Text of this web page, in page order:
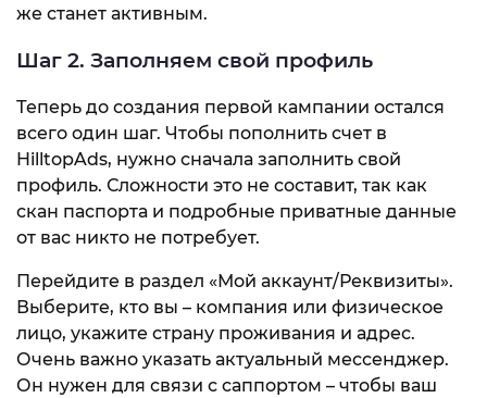
же станет активным.
Шаг 2. Заполняем свой профиль
Теперь до создания первой кампании остался
всего один шаг. Чтобы пополнить счет в
HilltopAds, нужно сначала заполнить свой
профиль. Сложности это не составит, так как
скан паспорта и подробные приватные данные
от вас никто не потребует.
Перейдите в раздел «Мой аккаунт/Реквизиты».
Выберите, кто вы – компания или физическое
лицо, укажите страну проживания и адрес.
Очень важно указать актуальный мессенджер.
Он нужен для связи с саппортом – чтобы ваш